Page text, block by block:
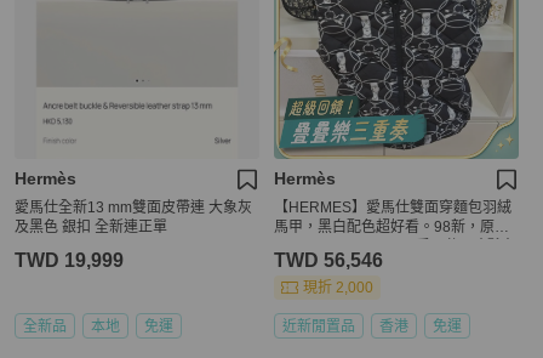
Hermès
愛馬仕全新13 mm雙面皮帶連 大象灰
及黑色 銀扣 全新連正單
TWD 19,999
全新品 本地 免運
Hermès
【HERMES】愛馬仕雙面穿麵包羽絨
馬甲，黑白配色超好看。98新，原價
搭達人推薦 #女神出街穿搭
TWD 56,546
現折 2,000
近新閒置品 香港 免運